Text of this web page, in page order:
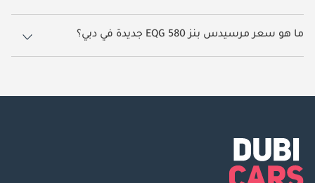
2 سيارة مرسيدس بنز EQG 580 جديدة متوفرة للبيع في دبي.
ما هو سعر مرسيدس بنز EQG 580 جديدة في دبي؟
يبدأ سعر سيارة مرسيدس بنز EQG 580 جديدة في دبي 585,000.